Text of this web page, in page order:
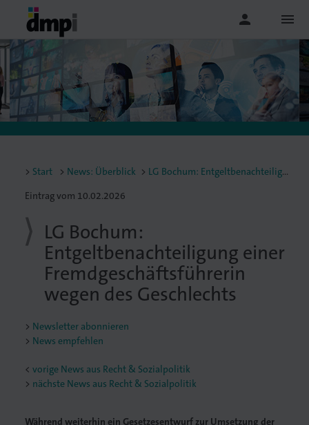
person menu
Start News: Überblick
LG Bochum: Entgeltbenachteiligung einer Fremdgeschäftsführerin wegen des Geschlechts
Eintrag vom 10.02.2026
LG Bochum:
Entgeltbenachteiligung einer
Fremdgeschäftsführerin
wegen des Geschlechts
Newsletter abonnieren
News empfehlen
<vorige News aus Recht & Sozialpolitik
nächste News aus Recht & Sozialpolitik
Während weiterhin ein Gesetzesentwurf zur Umsetzung der